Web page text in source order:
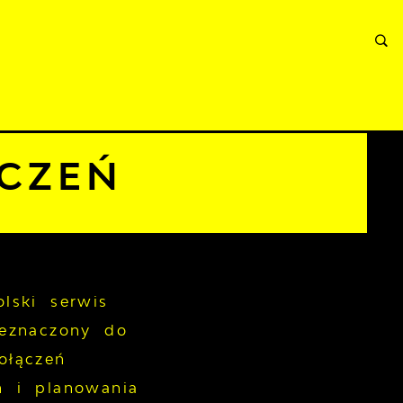
serwis
do
i planowania